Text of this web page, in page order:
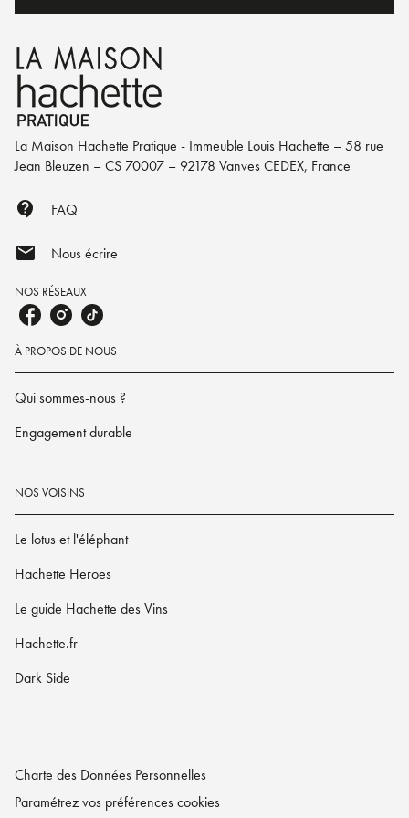
La Maison Hachette Pratique - Immeuble Louis Hachette – 58 rue
Jean Bleuzen – CS 70007 – 92178 Vanves CEDEX, France
contact_support FAQ
mail Nous écrire
NOS RÉSEAUX
À PROPOS DE NOUS
Qui sommes-nous ?
Engagement durable
NOS VOISINS
Le lotus et l'éléphant
Hachette Heroes
Le guide Hachette des Vins
Hachette.fr
Dark Side
Charte des Données Personnelles
Paramétrez vos préférences cookies